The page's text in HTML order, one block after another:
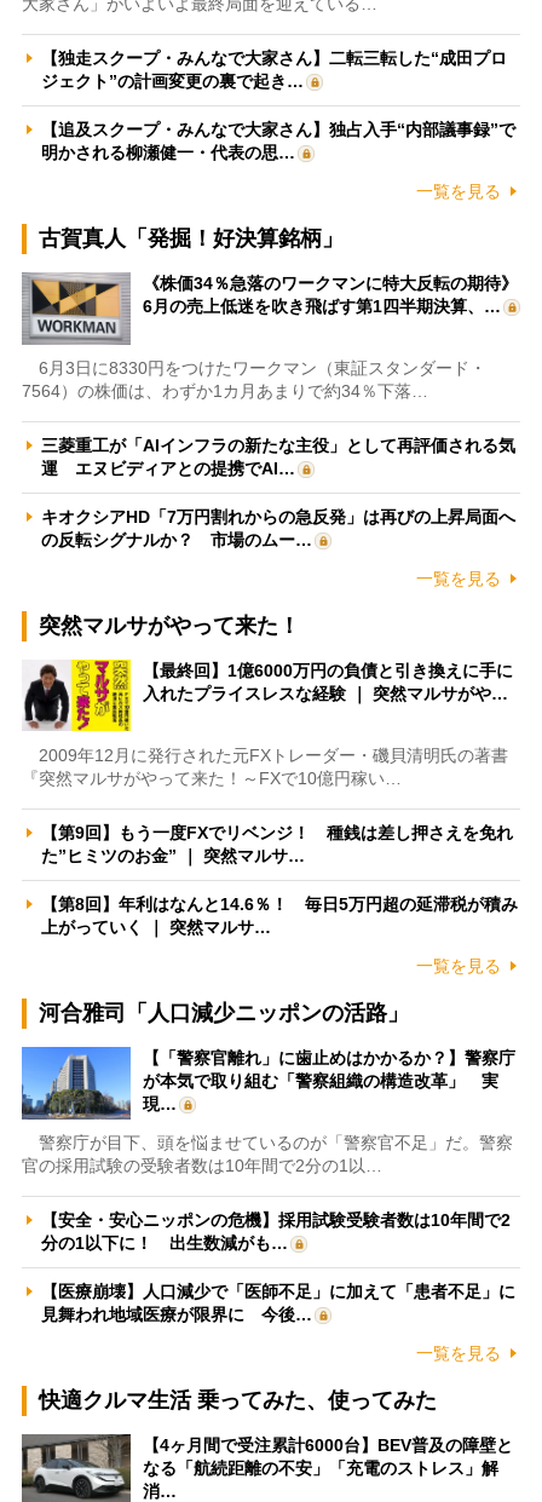
【独走スクープ・みんなで大家さん】二転三転した“成田プロ
ジェクト”の計画変更の裏で起き…
【追及スクープ・みんなで大家さん】独占入手“内部議事録”で
明かされる柳瀬健一・代表の思…
一覧を見る
古賀真人「発掘！好決算銘柄」
《株価34％急落のワークマンに特大反転の期待》
6月の売上低迷を吹き飛ばす第1四半期決算、…
6月3日に8330円をつけたワークマン（東証スタンダード・
7564）の株価は、わずか1カ月あまりで約34％下落…
三菱重工が「AIインフラの新たな主役」として再評価される気
運 エヌビディアとの提携でAI…
キオクシアHD「7万円割れからの急反発」は再びの上昇局面へ
の反転シグナルか？ 市場のムー…
一覧を見る
突然マルサがやって来た！
【最終回】1億6000万円の負債と引き換えに手に
入れたプライスレスな経験 ｜ 突然マルサがや…
2009年12月に発行された元FXトレーダー・磯貝清明氏の著書
『突然マルサがやって来た！～FXで10億円稼い…
【第9回】もう一度FXでリベンジ！ 種銭は差し押さえを免れ
た”ヒミツのお金” ｜ 突然マルサ…
【第8回】年利はなんと14.6％！ 毎日5万円超の延滞税が積み
上がっていく ｜ 突然マルサ…
一覧を見る
河合雅司「人口減少ニッポンの活路」
【「警察官離れ」に歯止めはかかるか？】警察庁
が本気で取り組む「警察組織の構造改革」 実
現…
警察庁が目下、頭を悩ませているのが「警察官不足」だ。警察
官の採用試験の受験者数は10年間で2分の1以…
【安全・安心ニッポンの危機】採用試験受験者数は10年間で2
分の1以下に！ 出生数減がも…
【医療崩壊】人口減少で「医師不足」に加えて「患者不足」に
見舞われ地域医療が限界に 今後…
一覧を見る
快適クルマ生活 乗ってみた、使ってみた
【4ヶ月間で受注累計6000台】BEV普及の障壁と
なる「航続距離の不安」「充電のストレス」解
消…